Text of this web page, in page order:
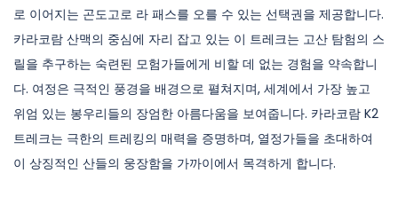
로 이어지는 곤도고로 라 패스를 오를 수 있는 선택권을 제공합니다.
카라코람 산맥의 중심에 자리 잡고 있는 이 트레크는 고산 탐험의 스
릴을 추구하는 숙련된 모험가들에게 비할 데 없는 경험을 약속합니
다. 여정은 극적인 풍경을 배경으로 펼쳐지며, 세계에서 가장 높고
위엄 있는 봉우리들의 장엄한 아름다움을 보여줍니다. 카라코람 K2
트레크는 극한의 트레킹의 매력을 증명하며, 열정가들을 초대하여
이 상징적인 산들의 웅장함을 가까이에서 목격하게 합니다.